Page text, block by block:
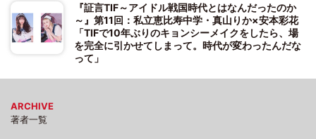
『証言TIF～アイドル戦国時代とはなんだったのか
～』第11回：私立恵比寿中学・真山りか×安本彩花
「TIFで10年ぶりのキョンシーメイクをしたら、場
を完全に引かせてしまって。時代が変わったんだな
って」
ARCHIVE
著者一覧